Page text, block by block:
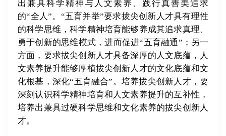
出兼具科学精神与人文素养、践行真善美追求
的“全人”。“五育并举”要求拔尖创新人才具有理性
的科学思维，科学精神培育能够养成其追求真理、
勇于创新的思维模式，进而促进“五育融通”；另一
方面，要求拔尖创新人才具备深厚的人文底蕴，人
文素养提升能够厚植拔尖创新人才的文化底蕴和文
化根基，深化“五育融合”。培养拔尖创新人才，要
深刻认识科学精神培育和人文素养提升的互补性，
培养出兼具过硬科学思维和文化素养的拔尖创新人
才。